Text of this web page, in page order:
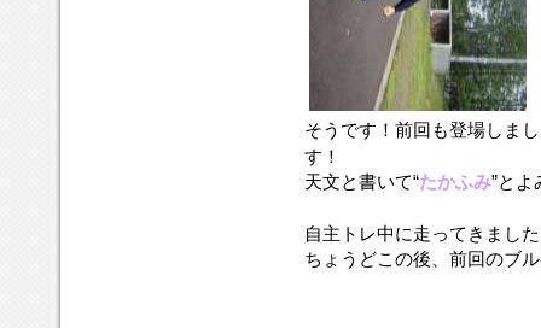
そうです！前回も登場し
す！
天文と書いて“たかふみ”とよ
自主トレ中に走ってきまし
ちょうどこの後、前回のブ